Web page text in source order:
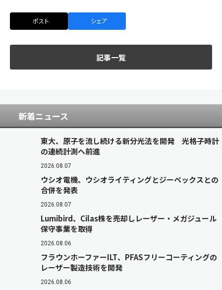
ポスト シェア
記事一覧
新着ニュース
東大、原子を流し続ける新分光法を開発 光格子時計
の連続計測へ前進
2026.08.07
ウシオ電機、ウシオライティングとジーベックスとの
合併を発表
2026.08.07
Lumibird、Cilas株を売却しレーザー・メガジュール
保守事業を取得
2026.08.06
フラウンホーファーILT、PFASフリーコーティングの
レーザー製造技術を開発
2026.08.06